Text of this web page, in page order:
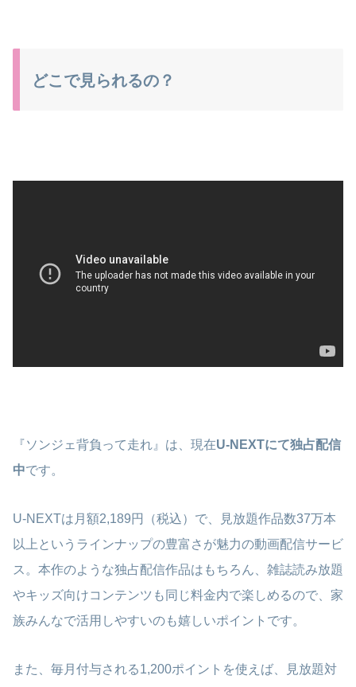
どこで見られるの？
『ソンジェ背負って走れ』は、現在U-NEXTにて独占配信
中です。
U-NEXTは月額2,189円（税込）で、見放題作品数37万本
以上というラインナップの豊富さが魅力の動画配信サービ
ス。本作のような独占配信作品はもちろん、雑誌読み放題
やキッズ向けコンテンツも同じ料金内で楽しめるので、家
族みんなで活用しやすいのも嬉しいポイントです。
また、毎月付与される1,200ポイントを使えば、見放題対